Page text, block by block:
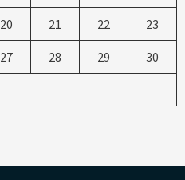
20 21 22 23
27 28 29 30